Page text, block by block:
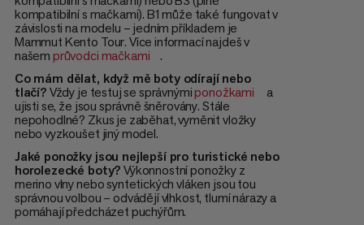
kompatibilní s mačkami). B1 může také fungovat v
závislosti na modelu – jedním příkladem je
Mammut Kento Tour. Více informací najdeš v
našemprůvodci mačkami
.
Co mám dělat, když mě boty odírají nebo
tlačí?Vždy je testuj se správnýmiponožkami
a
ujisti se, že jsou správně šněrovány. Stále
nepohodlné? Zkus je zaběhat, vyměnit vložky
nebo vyzkoušet jiný model.
Jaké ponožky jsou nejlepší pro turistické nebo
horolezecké boty?Výkonnostní ponožky z
merino vlny nebo syntetických vláken jsou tou
správnou volbou – odvádějí vlhkost, tlumí nárazy a
pomáhají předcházet puchýřům.